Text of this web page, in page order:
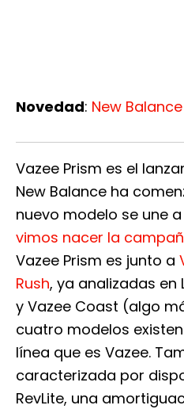
Novedad: New
Vazee Prism es el
New Balance ha
nuevo modelo se une
vimos nacer la
Vazee Prism es junto a
Rush, ya analizadas en
y Vazee Coast (algo
cuatro modelos
línea que es Vazee.
caracterizada por
RevLite, una